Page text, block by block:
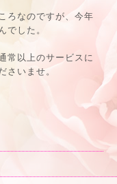
ろなのですが、今年
でした。
常以上のサービスに
さいませ。